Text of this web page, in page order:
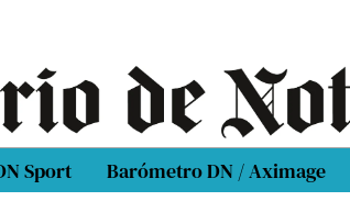
Sport Barómetro DN / Aximage